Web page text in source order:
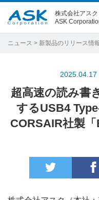
株式会社アスク
ASK
ニュース > 新製品のリリース情
2025.04.17
超高速の読み書
するUSB4
CORSAIR社製